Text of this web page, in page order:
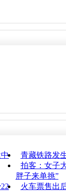
青藏铁路发
拍客：女子
胖子来单挑”
火车票售出